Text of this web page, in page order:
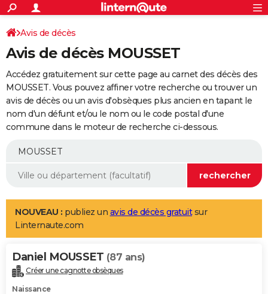
ACTUALITÉS
Politique
Société
Faits Divers
Education
Monde
Villes
+
SPORT
Coupe du monde 2026
Football
Tennis
Cyclisme
Rugby
Forum
Programme TV
TNT
Streaming
Cinéma
Sorties cinéma
Musique
+
FINANCE
Retraite
Epargne
Immobilier
Risques naturels par ville
Banque
Assurance
AUTO
Essais
Réserver un essai
Citadines
Berlines
SUV
Forum auto
+
Mobiles
Meilleur smartphone
Internet
Ordinateurs
Jeux vidéo
Guide high-tech
Aménagement intérieur
LIFESTYLE
Art de vivre
Bien-être
Loisirs
Mode
Modes de vie
Alimentation
Guide de la santé
Maladies
Médicaments
Sommeil
VOYAGE
Destinations
City break
Voyage nature
Voyage de noces
Forum
Climat
+PHOTO
Avis de décès
Avis de décès MOUSSET
Accédez gratuitement sur cette page au carnet des décès des
MOUSSET. Vous pouvez affiner votre recherche ou trouver un
avis de décès ou un avis d'obsèques plus ancien en tapant le
nom d'un défunt et/ou le nom ou le code postal d'une
commune dans le moteur de recherche ci-dessous.
NOUVEAU : publiez un avis de décès gratuitsur
Linternaute.com
Daniel MOUSSET (87 ans)
Créer une cagnotte obsèques
Naissance